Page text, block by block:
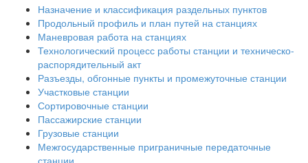
Назначение и классификация раздельных пунктов
Продольный профиль и план путей на станциях
Маневровая работа на станциях
Технологический процесс работы станции и техническо-
распорядительный акт
Разъезды, обгонные пункты и промежуточные станции
Участковые станции
Сортировочные станции
Пассажирские станции
Грузовые станции
Межгосударственные приграничные передаточные
станции